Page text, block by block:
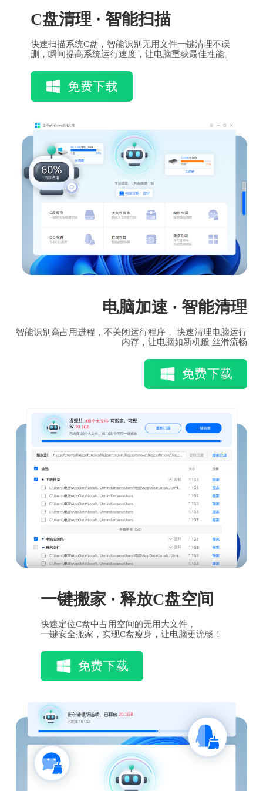
C盘清理 · 智能扫描
快速扫描系统C盘，智能识别无用文件一键清理不误
删，瞬间提高系统运行速度，让电脑重获最佳性能。
免费下载
电脑加速 · 智能清理
智能识别高占用进程，不关闭运行程序， 快速清理电脑运行
内存，让电脑如新机般 丝滑流畅
免费下载
一键搬家 · 释放C盘空间
快速定位C盘中占用空间的无用大文件，
一键安全搬家，实现C盘瘦身，让电脑更流畅！
免费下载